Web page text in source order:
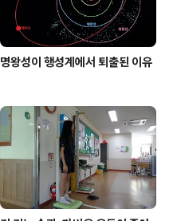
명왕성이 행성계에서 퇴출된 이유